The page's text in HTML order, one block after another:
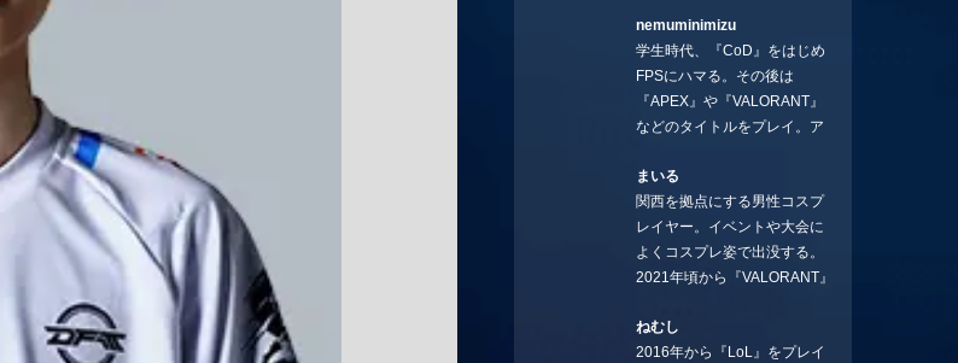
コラムを連載させてもらえる
ことになりました。言いたい
ことを言っていきます。X：
https://x.com/stormKUBO
YouTube：
rmKUBO
nemuminimizu
学生時代、『CoD』をはじめ
FPSにハマる。その後は
『APEX』や『VALORANT』
などのタイトルをプレイ。ア
BGMなどを手掛ける作曲家と
フリーランスのライターの二
足の草鞋を履いて幅広く活動
中。無類のラーメン好き！
Twitter:@ongakucas
まいる
関西を拠点にする男性コスプ
レイヤー。イベントや大会に
よくコスプレ姿で出没する。
2021年頃から『VALORANT』
続ける。現在の推しチームは
「CREST GAMING」。X：
ねむし
2016年から『LoL』をプレイ